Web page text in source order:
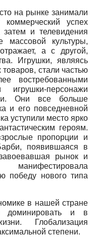
на рынке занимали
успех
и телевидения
массовой культуры,
а с другой,
Игрушки, являясь
стали частью
востребованными
персонажи
Они все больше
и его повседневной
уступили место ярко
героям.
пропорции и
появившаяся в
рынок и
победу нового типа
в нашей стране
доминировать и в
Глобализация
степени.